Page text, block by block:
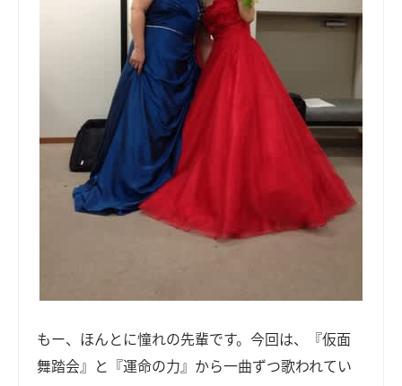
もー、ほんとに憧れの先輩です。今回は、『仮面
舞踏会』と『運命の力』から一曲ずつ歌われてい